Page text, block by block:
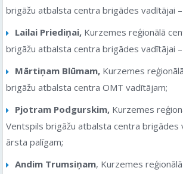
brigāžu atbalsta centra brigādes vadītājai
Lailai Priediņai, Kurzemes reģionālā
brigāžu atbalsta centra brigādes vadītājai
Mārtiņam Blūmam, Kurzemes
brigāžu atbalsta centra OMT vadītājam;
Pjotram Podgurskim, Kurzemes
Ventspils brigāžu atbalsta centra brigādes
ārsta palīgam;
Andim Trumsiņam, Kurzemes